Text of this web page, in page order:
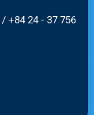
/ +84 24 - 37 756